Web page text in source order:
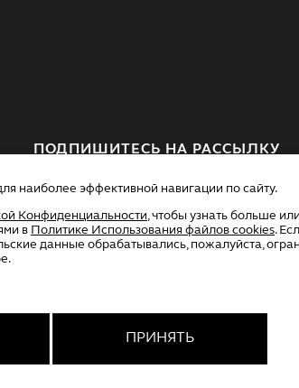
ПОДПИШИТЕСЬ НА РАССЫЛКУ
Я согласен на обработку моих
наиболее эффективной навигации по сайту.
Конфиденциальности , чтобы узнать больше
в Политике Использования файлов cookies.
данные обрабатывались, пожалуйста,
ПРИНЯТЬ